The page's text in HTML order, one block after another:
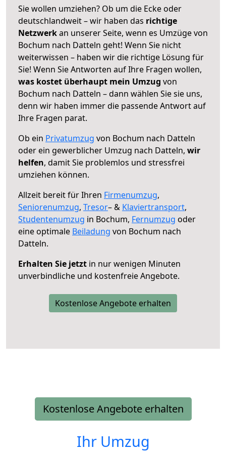
Sie wollen umziehen? Ob um die Ecke oder
deutschlandweit – wir haben das richtige
Netzwerkan unserer Seite, wenn es Umzüge von
Bochum nach Datteln geht! Wenn Sie nicht
weiterwissen – haben wir die richtige Lösung für
Sie! Wenn Sie Antworten auf Ihre Fragen wollen,
was kostet überhaupt mein Umzug von
Bochum nach Datteln – dann wählen Sie sie uns,
denn wir haben immer die passende Antwort auf
Ihre Fragen parat.
Ob ein Privatumzug von Bochum nach Datteln
oder ein gewerblicher Umzug nach Datteln, wir
helfen, damit Sie problemlos und stressfrei
umziehen können.
Allzeit bereit für Ihren Firmenumzug,
Seniorenumzug, Tresor– & Klaviertransport,
Studentenumzug in Bochum, Fernumzug oder
eine optimale Beiladung von Bochum nach
Datteln.
Erhalten Sie jetzt in nur wenigen Minuten
unverbindliche und kostenfreie Angebote.
Kostenlose Angebote erhalten
Kostenlose Angebote erhalten
Ihr Umzug